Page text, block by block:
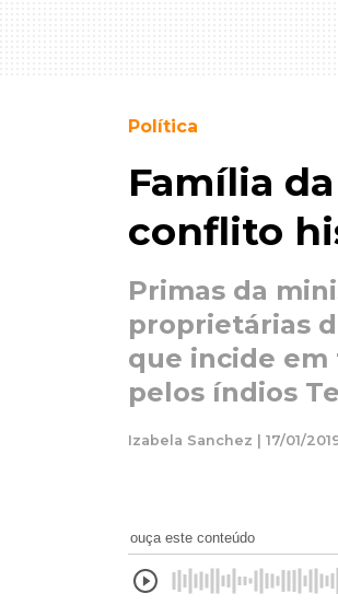
Política
Família
conflito
Primas da
proprietárias
que incide
pelos índios
Izabela Sanchez | 17/01/2019
ouça este conteúdo